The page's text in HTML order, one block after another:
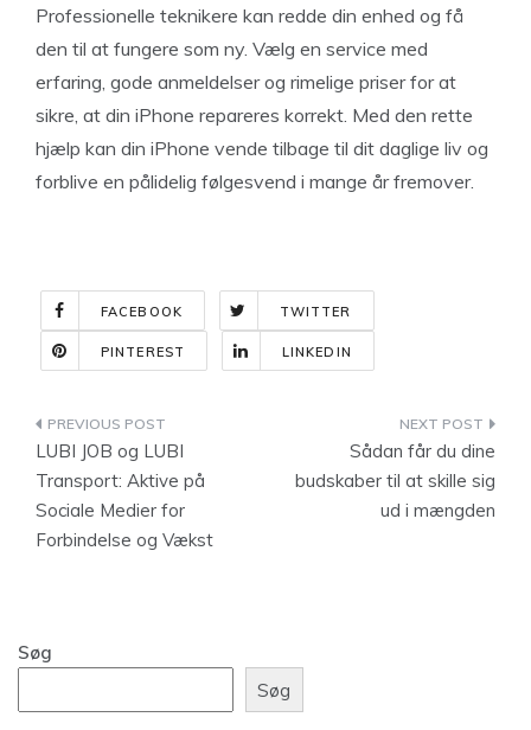
Professionelle teknikere kan redde din enhed og få
den til at fungere som ny. Vælg en service med
erfaring, gode anmeldelser og rimelige priser for at
sikre, at din iPhone repareres korrekt. Med den rette
hjælp kan din iPhone vende tilbage til dit daglige liv og
forblive en pålidelig følgesvend i mange år fremover.
FACEBOOK TWITTER
PINTEREST LINKEDIN
Indlægsnavigation
LUBI JOB og LUBI
Transport: Aktive på
Sociale Medier for
Forbindelse og Vækst
Sådan får du dine
budskaber til at skille sig
ud i mængden
Søg
Søg